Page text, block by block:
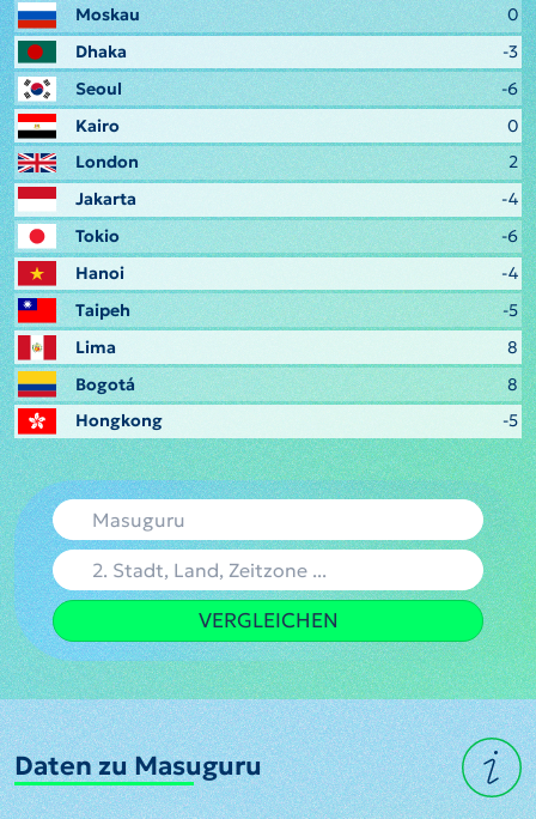
Moskau
0
Dhaka
-3
Seoul
-6
Kairo
0
London
2
Jakarta
-4
Tokio
-6
Hanoi
-4
Taipeh
-5
Lima
8
Bogotá
8
Hongkong
-5
VERGLEICHEN
Daten zu Masuguru